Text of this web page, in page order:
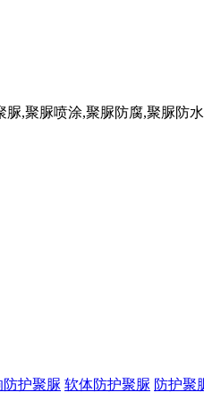
,聚脲喷涂,聚脲防腐,聚脲防
护聚脲 软体防护聚脲 防护聚